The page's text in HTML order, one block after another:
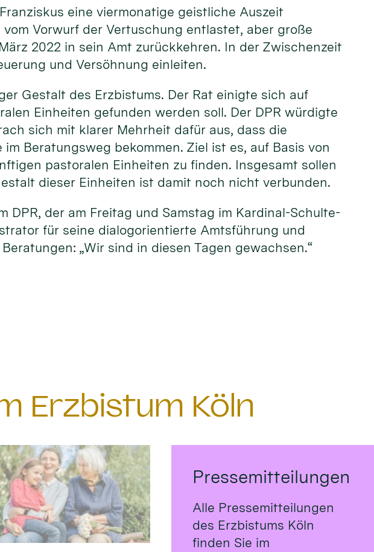
eine viermonatige geistliche Auszeit
Vorwurf der Vertuschung entlastet, aber große
2022 in sein Amt zurückkehren. In der Zwischenzeit
und Versöhnung einleiten.
Gestalt des Erzbistums. Der Rat einigte sich auf
Einheiten gefunden werden soll. Der DPR würdigte
sich mit klarer Mehrheit dafür aus, dass die
Beratungsweg bekommen. Ziel ist es, auf Basis von
pastoralen Einheiten zu finden. Insgesamt sollen
dieser Einheiten ist damit noch nicht verbunden.
der am Freitag und Samstag im Kardinal-Schulte-
für seine dialogorientierte Amtsführung und
„Wir sind in diesen Tagen gewachsen.“
Erzbistum Köln
Pressemitteilungen
Alle Pressemitteilungen
des Erzbistums Köln
finden Sie im